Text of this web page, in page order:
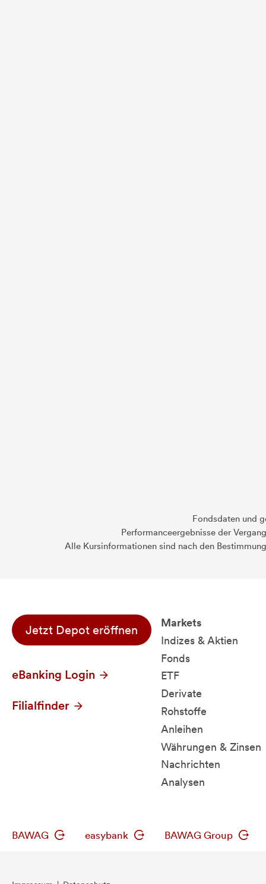
Fondsdaten und
Performanceergebnisse der
Alle Kursinformationen sind nach den
Jetzt Depot eröffnen
eBanking Login
Filialfinder
Markets
Indizes & Aktien
Fonds
ETF
Derivate
Rohstoffe
Anleihen
Währungen & Zinsen
Nachrichten
Analysen
BAWAG easybank BAWAG Group